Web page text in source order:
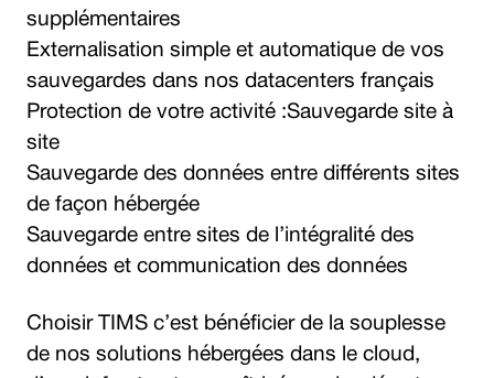
supplémentaires
Externalisation simple et automatique de vos
sauvegardes dans nos datacenters français
Protection de votre activité :Sauvegarde site à
site
Sauvegarde des données entre différents sites
de façon hébergée
Sauvegarde entre sites de l’intégralité des
données et communication des données
Choisir TIMS c’est bénéficier de la souplesse
de nos solutions hébergées dans le cloud,